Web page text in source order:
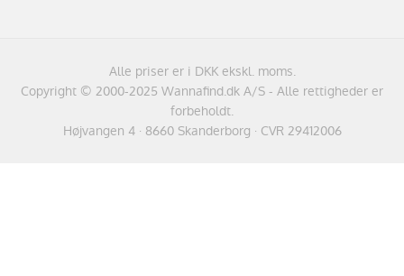
Alle priser er i DKK ekskl. moms.
Copyright © 2000-2025 Wannafind.dk A/S - Alle rettigheder er
forbeholdt.
Højvangen 4 · 8660 Skanderborg · CVR 29412006